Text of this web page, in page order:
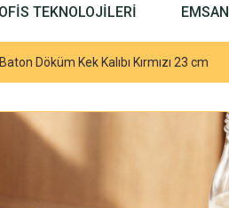
OFİS TEKNOLOJİLERİ EMSAN
Döküm Kek Kalıbı Kırmızı 23 cm